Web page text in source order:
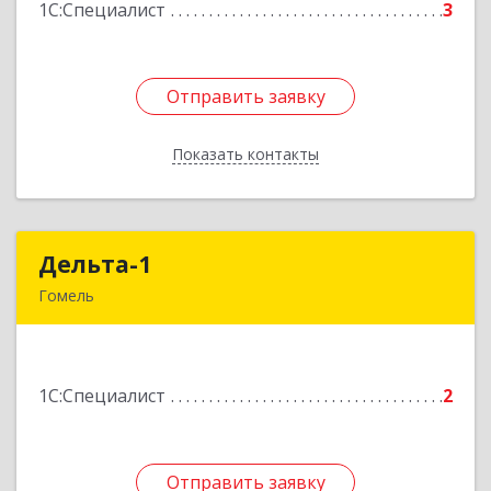
1С:Специалист 3
Отправить заявку
Показать контакты
Подробнее
Отправить заявку
Назад
Дельта-1
Гомель
1С:Специалист 2
Отправить заявку
Отправить заявку